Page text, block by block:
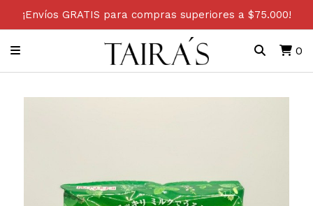
¡Envíos GRATIS para compras superiores a $75.000!
0